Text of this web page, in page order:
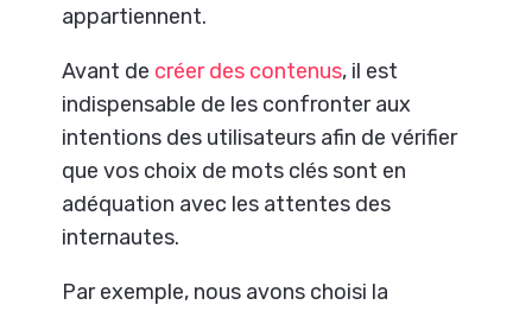
appartiennent.
Avant de créer des contenus, il est
indispensable de les confronter aux
intentions des utilisateurs afin de vérifier
que vos choix de mots clés sont en
adéquation avec les attentes des
internautes.
Par exemple, nous avons choisi la